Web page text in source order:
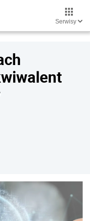
Serwisy